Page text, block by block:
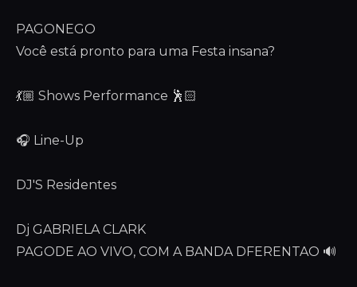
PAGONEGO
Você está pronto para uma Festa insana?
💃🏼 Shows Performance 🕺🏻
🎧 Line-Up
DJ'S Residentes
Dj GABRIELA CLARK
PAGODE AO VIVO, COM A BANDA DFERENTAO 🔊